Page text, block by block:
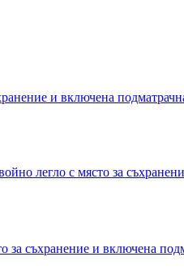
и включена
легло с място за
за съхранение и включена